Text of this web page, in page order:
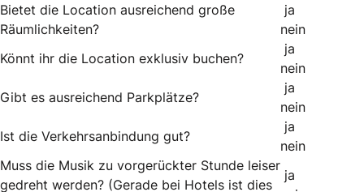
Bietet die Location ausreichend große
Räumlichkeiten?
ja
nein
Könnt ihr die Location exklusiv buchen?
ja
nein
Gibt es ausreichend Parkplätze?
ja
nein
Ist die Verkehrsanbindung gut?
ja
nein
Muss die Musik zu vorgerückter Stunde leiser
gedreht werden? (Gerade bei Hotels ist dies
ja